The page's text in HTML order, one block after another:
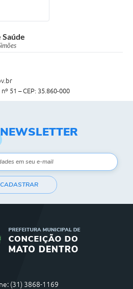
51 – CEP: 35.860-000
NEWSLETTER
CADASTRAR
(31) 3868-1169